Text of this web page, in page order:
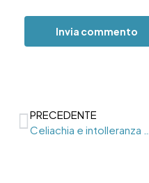
PRECEDENTE